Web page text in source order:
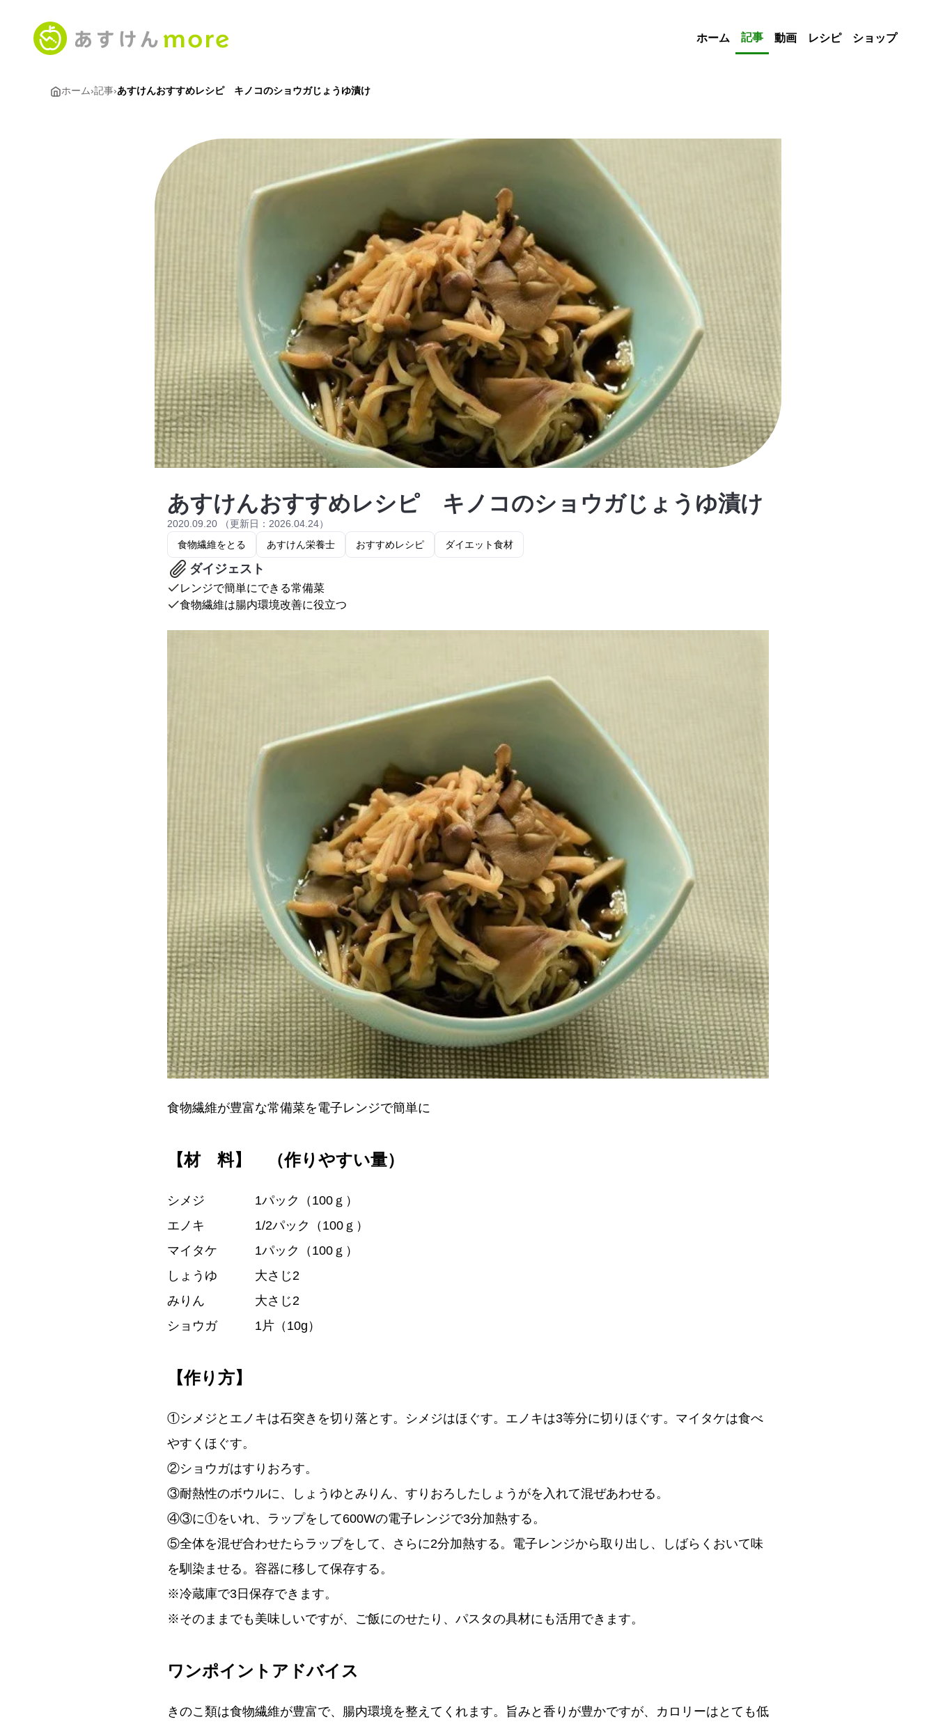
ホーム 記事 動画 レシピ ショップ
ホーム›記事›あすけんおすすめレシピ キノコのショウガじょうゆ漬け
あすけんおすすめレシピ キノコのショウガじょうゆ漬け
2020.09.20 （更新日：2026.04.24）
食物繊維をとる
あすけん栄養士 おすすめレシピ ダイエット食材
ダイジェスト
レンジで簡単にできる常備菜
食物繊維は腸内環境改善に役立つ
食物繊維が豊富な常備菜を電子レンジで簡単に
【材 料】 （作りやすい量）
シメジ 1パック（100ｇ）
エノキ 1/2パック（100ｇ）
マイタケ 1パック（100ｇ）
しょうゆ 大さじ2
みりん 大さじ2
ショウガ 1片（10g）
【作り方】
①シメジとエノキは石突きを切り落とす。シメジはほぐす。エノキは3等分に切りほぐす。マイタケは食べ
やすくほぐす。
②ショウガはすりおろす。
③耐熱性のボウルに、しょうゆとみりん、すりおろしたしょうがを入れて混ぜあわせる。
④③に①をいれ、ラップをして600Wの電子レンジで3分加熱する。
⑤全体を混ぜ合わせたらラップをして、さらに2分加熱する。電子レンジから取り出し、しばらくおいて味
を馴染ませる。容器に移して保存する。
※冷蔵庫で3日保存できます。
※そのままでも美味しいですが、ご飯にのせたり、パスタの具材にも活用できます。
ワンポイントアドバイス
きのこ類は食物繊維が豊富で、腸内環境を整えてくれます。旨みと香りが豊かですが、カロリーはとても低